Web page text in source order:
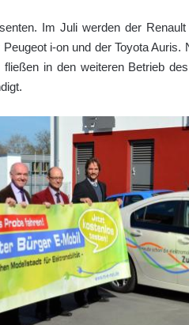
Im Juli werden der
i-on und der Toyota
in den weiteren Betrieb